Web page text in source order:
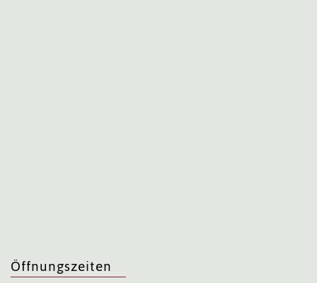
Öffnungszeiten